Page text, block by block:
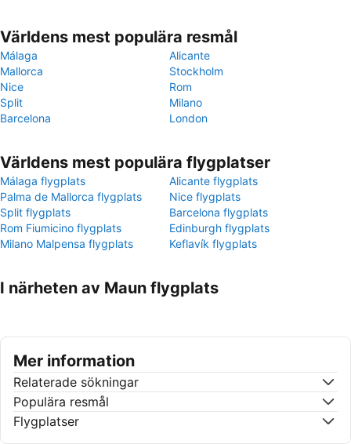
Världens mest populära resmål
Málaga
Alicante
Mallorca
Stockholm
Nice
Rom
Split
Milano
Barcelona
London
Världens mest populära flygplatser
Málaga flygplats
Alicante flygplats
Palma de Mallorca flygplats
Nice flygplats
Split flygplats
Barcelona flygplats
Rom Fiumicino flygplats
Edinburgh flygplats
Milano Malpensa flygplats
Keflavík flygplats
I närheten av Maun flygplats
Mer information
Relaterade sökningar
Populära resmål
Flygplatser